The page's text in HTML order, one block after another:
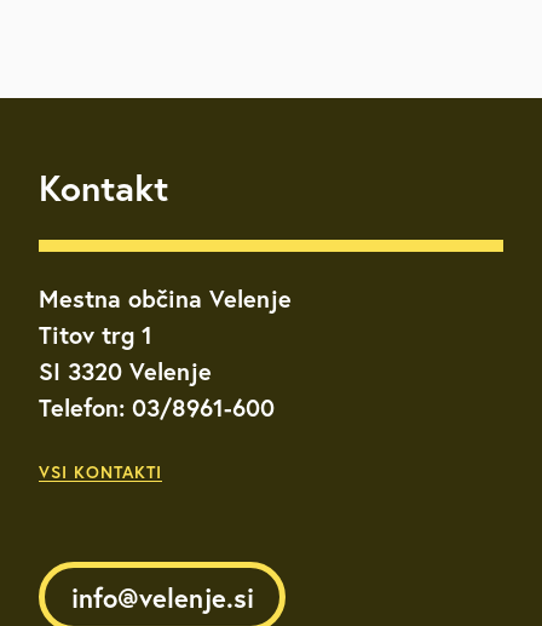
Kontakt
Mestna občina Velenje
Titov trg 1
SI 3320 Velenje
Telefon: 03/8961-600
VSI KONTAKTI
info@velenje.si